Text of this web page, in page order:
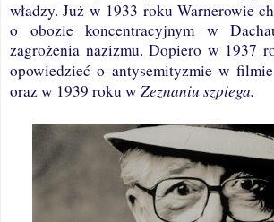
władzy. Już w 1933 roku Warnerowie
o obozie koncentracyjnym w
zagrożenia nazizmu. Dopiero w 1937
opowiedzieć o antysemityzmie w
oraz w 1939 roku w Zeznaniu szpiega.